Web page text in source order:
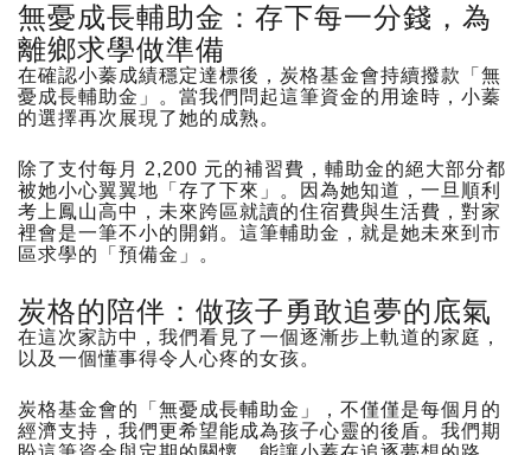
無憂成長輔助金：存下每一分錢，為
離鄉求學做準備
在確認小蓁成績穩定達標後，炭格基金會持續撥款「無
憂成長輔助金」。當我們問起這筆資金的用途時，小蓁
的選擇再次展現了她的成熟。
除了支付每月 2,200 元的補習費，輔助金的絕大部分都
被她小心翼翼地「存了下來」。因為她知道，一旦順利
考上鳳山高中，未來跨區就讀的住宿費與生活費，對家
裡會是一筆不小的開銷。這筆輔助金，就是她未來到市
區求學的「預備金」。
炭格的陪伴：做孩子勇敢追夢的底氣
在這次家訪中，我們看見了一個逐漸步上軌道的家庭，
以及一個懂事得令人心疼的女孩。
炭格基金會的「無憂成長輔助金」，不僅僅是每個月的
經濟支持，我們更希望能成為孩子心靈的後盾。我們期